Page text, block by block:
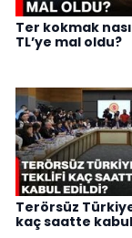
Ter kokmak
TL’ye mal oldu?
Terörsüz
kaç saatte